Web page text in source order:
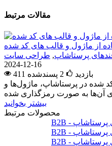
مقالات مرتبط
از ماژول و قالب های کد شده
پرستاشاپ, طراحی سایت
2024-12-16
411 بازدید
2 پسندشده
شده در پرستاشاپ، ماژول‌ها و
بیشتر بخوانید
محصولات مرتبط